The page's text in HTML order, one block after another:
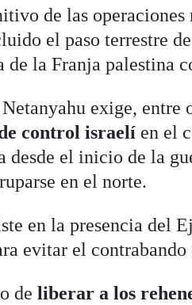
de las
el paso terrestre
de la Franja palestina
exige, entre
control israelí en el
desde el inicio de la
en el norte.
en la presencia del
evitar el contrabando
de liberar a los